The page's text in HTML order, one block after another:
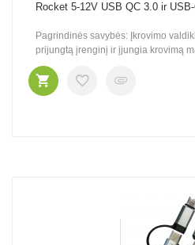
Rocket 5-12V USB QC 3.0 ir
Pagrindinės savybės: Įkrovimo
prijungtą įrenginį ir įjungia krovimą